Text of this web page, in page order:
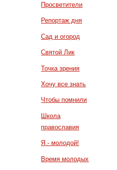
Просветители
Репортаж дня
Сад и огород
Святой Лик
Точка зрения
Хочу все знать
Чтобы помнили
Школа
православия
Я - молодой!
Время молодых